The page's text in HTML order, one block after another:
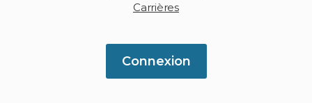
Carrières
Connexion